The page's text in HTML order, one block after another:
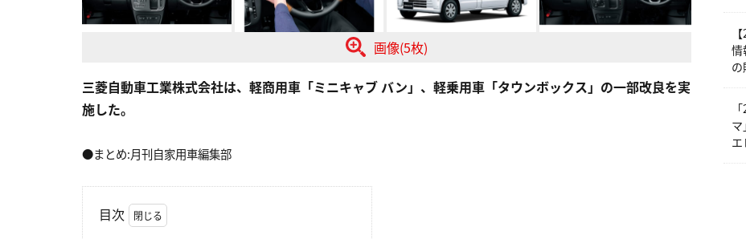
画像(5枚)
三菱自動車工業株式会社は、軽商用車「ミニキャブ バン」、軽乗用車「タウンボックス」の一部改良を実
施した。
●まとめ:月刊自家用車編集部
目次
情